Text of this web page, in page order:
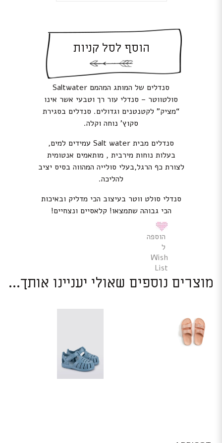
הוסף לסל קניות
סנדלים של המותג המהמם Saltwater
סולטווטר – סנדלי עור רך וטבעי אשר אינו
“מציק” לקטנטנים וגדולים. סנדלים בסגירת
סקוץ’ נוחה וקלה.
סנדלים מבית Salt water עמידים למים,
בעלות נוחות מירבית , מותאמים אנטומית
לצורת כף הרגל,בעלי סולייה המהווה בסיס יציב
להליכה.
סנדלי סולט ווטר בעיצוב הכי מדליק ובאיכות
הכי גבוהה שתמצאו! קלאסיים ונצחיים!
הוספה
ל
Wish
List
מוצרים נוספים שאולי יעניינו אותך...